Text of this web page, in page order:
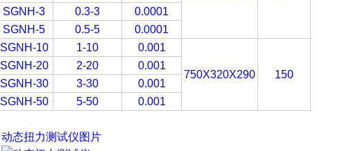
SGNH-3
0.3-3
0.0001
SGNH-5
0.5-5
0.0001
SGNH-10
1-10 0.001
750X320X290 150
SGNH-20 2-20
0.001
SGNH-30
3-30
0.001
SGNH-50
5-50 0.001
动态扭力测试仪图片